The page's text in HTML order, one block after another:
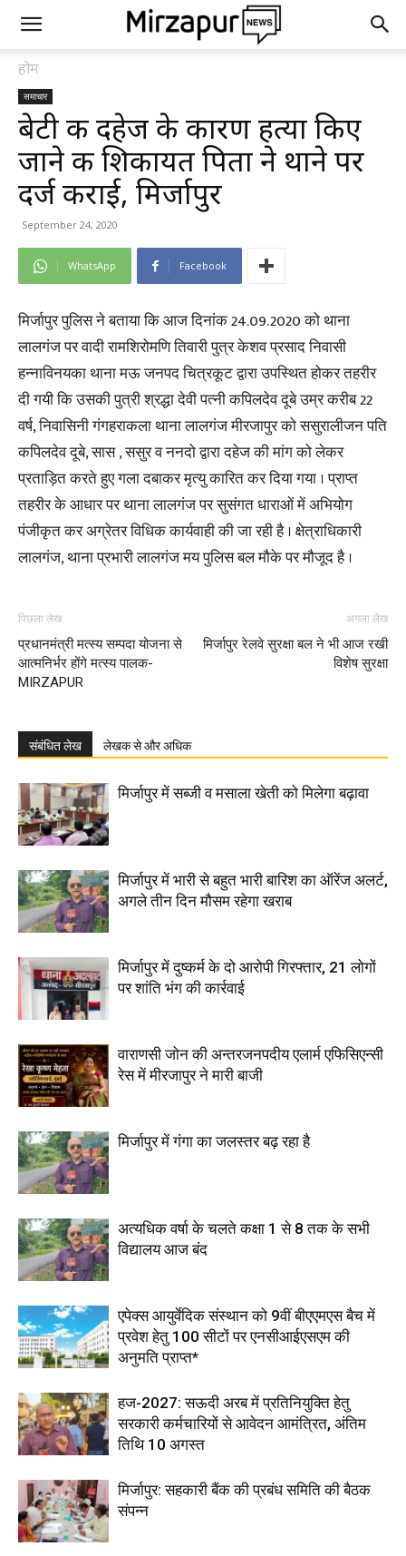
होम
समाचार
बेटी की दहेज के कारण हत्या किए
जाने की शिकायत पिता ने थाने पर
दर्ज कराई, मिर्जापुर
September 24, 2020
WhatsApp Facebook
मिर्जापुर पुलिस ने बताया कि आज दिनांक 24.09.2020 को थाना
लालगंज पर वादी रामशिरोमणि तिवारी पुत्र केशव प्रसाद निवासी
हन्नाविनयका थाना मऊ जनपद चित्रकूट द्वारा उपस्थित होकर तहरीर
दी गयी कि उसकी पुत्री श्रद्धा देवी पत्नी कपिलदेव दूबे उम्र करीब 22
वर्ष, निवासिनी गंगहराकला थाना लालगंज मीरजापुर को ससुरालीजन पति
कपिलदेव दूबे, सास , ससुर व ननदो द्वारा दहेज की मांग को लेकर
प्रताड़ित करते हुए गला दबाकर मृत्यु कारित कर दिया गया । प्राप्त
तहरीर के आधार पर थाना लालगंज पर सुसंगत धाराओं में अभियोग
पंजीकृत कर अग्रेतर विधिक कार्यवाही की जा रही है । क्षेत्राधिकारी
लालगंज, थाना प्रभारी लालगंज मय पुलिस बल मौके पर मौजूद है ।
पिछला लेख
प्रधानमंत्री मत्स्य सम्पदा योजना से
आत्मनिर्भर होंगे मत्स्य पालक-
MIRZAPUR
अगला लेख
मिर्जापुर रेलवे सुरक्षा बल ने भी आज रखी
विशेष सुरक्षा
संबंधित लेख लेखक से और अधिक
मिर्जापुर में सब्जी व मसाला खेती को मिलेगा बढ़ावा
मिर्जापुर में भारी से बहुत भारी बारिश का ऑरेंज अलर्ट,
अगले तीन दिन मौसम रहेगा खराब
मिर्जापुर में दुष्कर्म के दो आरोपी गिरफ्तार, 21 लोगों
पर शांति भंग की कार्रवाई
वाराणसी जोन की अन्तरजनपदीय एलार्म एफिसिएन्सी
रेस में मीरजापुर ने मारी बाजी
मिर्जापुर में गंगा का जलस्तर बढ़ रहा है
अत्यधिक वर्षा के चलते कक्षा 1 से 8 तक के सभी
विद्यालय आज बंद
एपेक्स आयुर्वेदिक संस्थान को 9वीं बीएएमएस बैच में
प्रवेश हेतु 100 सीटों पर एनसीआईएसएम की
अनुमति प्राप्त*
हज-2027: सऊदी अरब में प्रतिनियुक्ति हेतु
सरकारी कर्मचारियों से आवेदन आमंत्रित, अंतिम
तिथि 10 अगस्त
मिर्जापुर: सहकारी बैंक की प्रबंध समिति की बैठक
संपन्न